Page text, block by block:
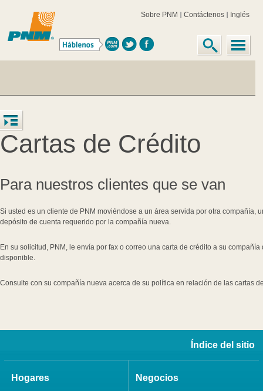
Sobre PNM Contáctenos Inglés
Cartas de Crédito
Para nuestros clientes que se van
Si usted es un cliente de PNM moviéndose a un área servida por otra
depósito de cuenta requerido por la compañía nueva.
En su solicitud, PNM, le envía por fax o correo una carta de crédito a su
disponible.
Consulte con su compañía nueva acerca de su política en relación de las cartas
Índice del sitio
Hogares Negocios